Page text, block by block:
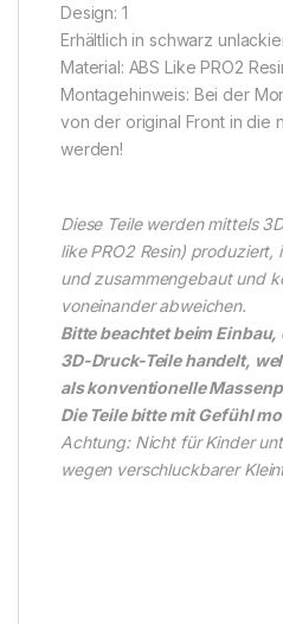
Design: 1
Erhältlich in schwarz
Material: ABS Like PRO2
Montagehinweis: Bei der
von der original Front in die
werden!
Diese Teile werden mittels
like PRO2 Resin)
und zusammengebaut und
voneinander abweichen.
Bitte beachtet beim
3D-Druck-Teile handelt,
als konventionelle
Die Teile bitte mit Gefühl
Achtung: Nicht für Kinder
wegen verschluckbarer